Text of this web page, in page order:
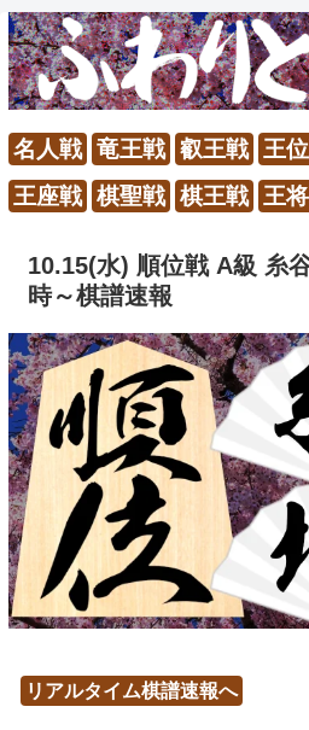
名人戦 竜王戦 叡王戦 王
王座戦 棋聖戦 棋王戦 王
10.15(水) 順位戦 A級 糸
時～棋譜速報
リアルタイム棋譜速報へ